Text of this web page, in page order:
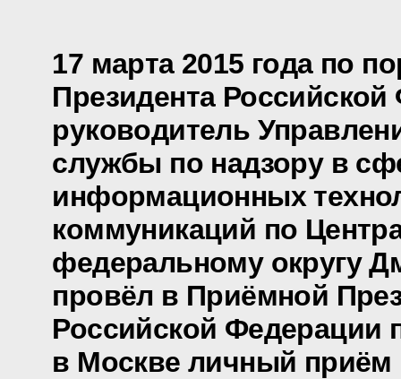
17 марта 2015 года по
Президента
руководитель
службы по надзору в
информационных
коммуникаций по
федеральному округу
провёл в Приёмной
Российской Федерации
в Москве личный приём